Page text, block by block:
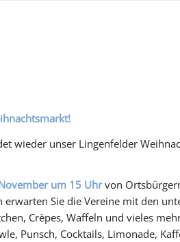
wieder unser Lingenfelder
um 15 Uhrvon
Sie die Vereine mit den
Crèpes, Waffeln und vieles
Punsch, Cocktails, Limonade,